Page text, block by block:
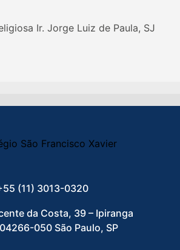
Ir. Jorge Luiz de Paula, SJ
(11) 3013-0320
da Costa, 39 – Ipiranga
050 São Paulo, SP